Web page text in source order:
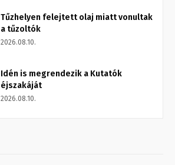
Tűzhelyen felejtett olaj miatt vonultak
a tűzoltók
2026.08.10.
Idén is megrendezik a Kutatók
éjszakáját
2026.08.10.